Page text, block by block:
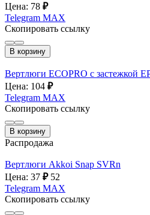
Цена: 78 ₽
Telegram MAX
Скопировать ссылку
В корзину
Вертлюги ECOPRO с застежкой
Цена: 104 ₽
Telegram MAX
Скопировать ссылку
В корзину
Распродажа
Вертлюги Akkoi Snap SVRn
Цена: 37 ₽ 52
Telegram MAX
Скопировать ссылку